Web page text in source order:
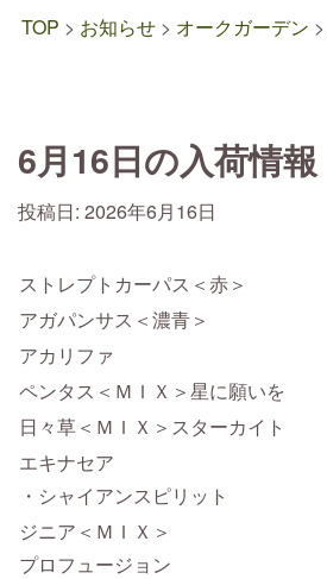
TOP > お知らせ > オークガーデン >
6月16日の入荷情報
投稿日: 2026年6月16日
ストレプトカーパス＜赤＞
アガパンサス＜濃青＞
アカリファ
ペンタス＜ＭＩＸ＞星に願いを
日々草＜ＭＩＸ＞スターカイト
エキナセア
・シャイアンスピリット
ジニア＜ＭＩＸ＞
プロフュージョン